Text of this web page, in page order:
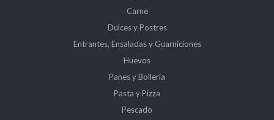
Carne
Dulces y Postres
Entrantes, Ensaladas y Guarniciones
Huevos
Panes y Bollería
Pasta y Pizza
Pescado